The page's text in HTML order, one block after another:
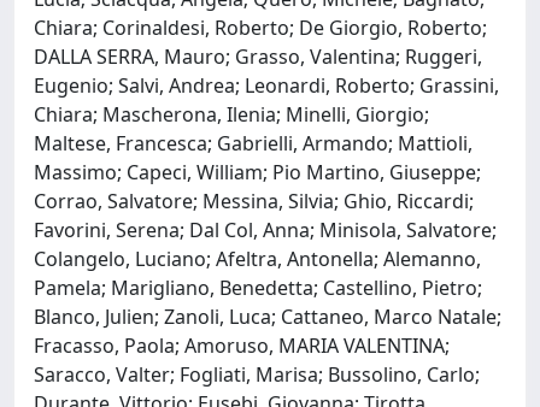
Chiara; Corinaldesi, Roberto; De Giorgio, Roberto;
DALLA SERRA, Mauro; Grasso, Valentina; Ruggeri,
Eugenio; Salvi, Andrea; Leonardi, Roberto; Grassini,
Chiara; Mascherona, Ilenia; Minelli, Giorgio;
Maltese, Francesca; Gabrielli, Armando; Mattioli,
Massimo; Capeci, William; Pio Martino, Giuseppe;
Corrao, Salvatore; Messina, Silvia; Ghio, Riccardi;
Favorini, Serena; Dal Col, Anna; Minisola, Salvatore;
Colangelo, Luciano; Afeltra, Antonella; Alemanno,
Pamela; Marigliano, Benedetta; Castellino, Pietro;
Blanco, Julien; Zanoli, Luca; Cattaneo, Marco Natale;
Fracasso, Paola; Amoruso, MARIA VALENTINA;
Saracco, Valter; Fogliati, Marisa; Bussolino, Carlo;